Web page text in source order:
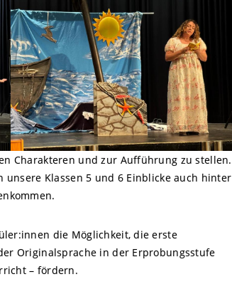
Charakteren und zur Aufführung zu stellen.
Klassen 5 und 6 Einblicke auch hinter
die Möglichkeit, die erste
Originalsprache in der Erprobungsstufe
– fördern.